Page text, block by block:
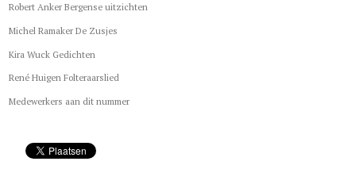
Robert Anker Bergense uitzichten
Michel Ramaker De Zusjes
Kira Wuck Gedichten
René Huigen Folteraarslied
Medewerkers aan dit nummer